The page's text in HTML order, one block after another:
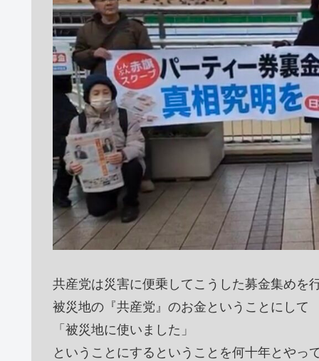
共産党は災害に便乗してこうした募金集めを
被災地の『共産党』のお金ということにして
「被災地に使いました」
ということにするということを何十年とやっ